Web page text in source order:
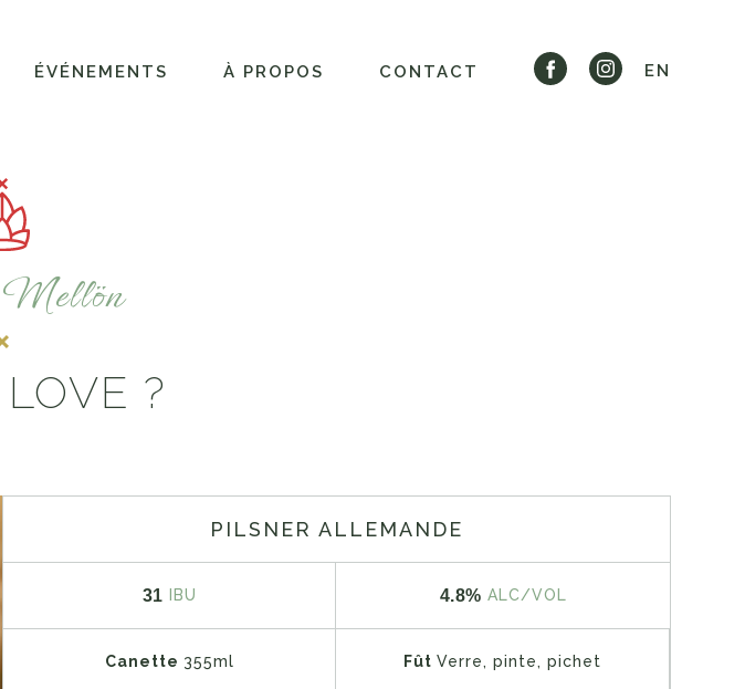
ÉVÉNEMENTS À PROPOS CONTACT EN
?
PILSNER ALLEMANDE
31 IBU 4.8% ALC/VOL
Canette 355ml FûtVerre, pinte, pichet